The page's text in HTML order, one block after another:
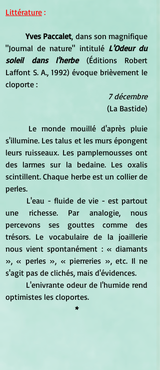
Littérature :
Yves Paccalet, dans son magnifique
"Journal de nature" intitulé L'Odeur du
soleil dans l'herbe (Éditions Robert
Laffont S. A., 1992) évoque brièvement le
cloporte :
7 décembre
  (La Bastide)
s'illumine. Les talus et les murs épongent
leurs ruisseaux. Les pamplemousses ont
des larmes sur la bedaine. Les oxalis
scintillent. Chaque herbe est un collier de
perles.
une richesse. Par analogie, nous
percevons ses gouttes comme des
trésors. Le vocabulaire de la joaillerie
nous vient spontanément : « diamants
», « perles », « pierreries », etc. Il ne
s'agit pas de clichés, mais d'évidences.
optimistes les cloportes.
*